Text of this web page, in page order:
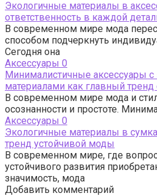
Экологичные материалы в
ответственность в каждой
В современном мире мода
способом подчеркнуть
Сегодня она
Аксессуары 0
Минималистичные аксессуары
материалами как главный тренд
В современном мире мода и
осознанности и простоте.
Аксессуары 0
Экологичные материалы в
тренд устойчивой моды
В современном мире, где
устойчивого развития
значимость, мода
Добавить комментарий